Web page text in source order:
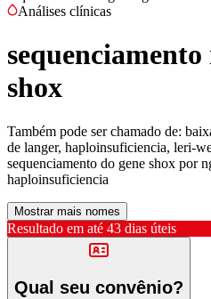
Análises clínicas
sequenciamento
shox
Também pode ser chamado de:
de langer, haploinsuficiencia, leri-
sequenciamento do gene shox por
haploinsuficiencia
Mostrar mais nomes
Resultado em até 43 dias úteis
Qual seu convênio?